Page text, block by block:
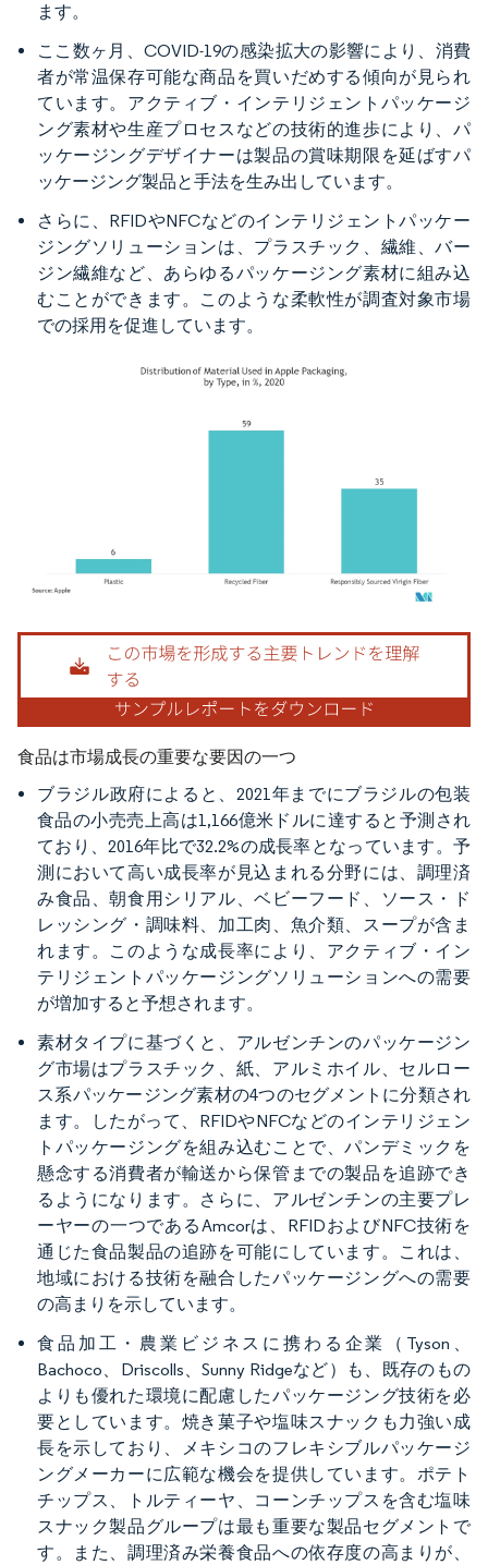
ます。
ここ数ヶ月、COVID-19の感染拡大の影響により、消費
者が常温保存可能な商品を買いだめする傾向が見られ
ています。アクティブ・インテリジェントパッケージ
ング素材や生産プロセスなどの技術的進歩により、パ
ッケージングデザイナーは製品の賞味期限を延ばすパ
ッケージング製品と手法を生み出しています。​
さらに、RFIDやNFCなどのインテリジェントパッケー
ジングソリューションは、プラスチック、繊維、バー
ジン繊維など、あらゆるパッケージング素材に組み込
むことができます。このような柔軟性が調査対象市場
での採用を促進しています。
画像 © Mordor Intelligence。再利用にはCC BY 4.0の表示が必要です。
食品は市場成長の重要な要因の一つ
ブラジル政府によると、2021年までにブラジルの包装
食品の小売売上高は1,166億米ドルに達すると予測され
ており、2016年比で32.2%の成長率となっています。予
測において高い成長率が見込まれる分野には、調理済
み食品、朝食用シリアル、ベビーフード、ソース・ド
レッシング・調味料、加工肉、魚介類、スープが含ま
れます。このような成長率により、アクティブ・イン
テリジェントパッケージングソリューションへの需要
が増加すると予想されます。
素材タイプに基づくと、アルゼンチンのパッケージン
グ市場はプラスチック、紙、アルミホイル、セルロー
ス系パッケージング素材の4つのセグメントに分類され
ます。したがって、RFIDやNFCなどのインテリジェン
トパッケージングを組み込むことで、パンデミックを
懸念する消費者が輸送から保管までの製品を追跡でき
るようになります。さらに、アルゼンチンの主要プレ
ーヤーの一つであるAmcorは、RFIDおよびNFC技術を
通じた食品製品の追跡を可能にしています。これは、
地域における技術を融合したパッケージングへの需要
の高まりを示しています。
食品加工・農業ビジネスに携わる企業（Tyson、
Bachoco、Driscolls、Sunny Ridgeなど）も、既存のもの
よりも優れた環境に配慮したパッケージング技術を必
要としています。焼き菓子や塩味スナックも力強い成
長を示しており、メキシコのフレキシブルパッケージ
ングメーカーに広範な機会を提供しています。ポテト
チップス、トルティーヤ、コーンチップスを含む塩味
スナック製品グループは最も重要な製品セグメントで
す。また、調理済み栄養食品への依存度の高まりが、